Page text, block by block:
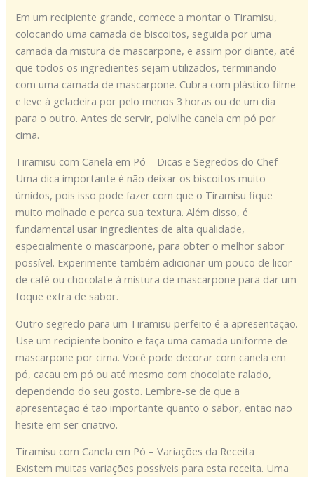
Em um recipiente grande, comece a montar o Tiramisu,
colocando uma camada de biscoitos, seguida por uma
camada da mistura de mascarpone, e assim por diante, até
que todos os ingredientes sejam utilizados, terminando
com uma camada de mascarpone. Cubra com plástico filme
e leve à geladeira por pelo menos 3 horas ou de um dia
para o outro. Antes de servir, polvilhe canela em pó por
cima.
Tiramisu com Canela em Pó – Dicas e Segredos do Chef
Uma dica importante é não deixar os biscoitos muito
úmidos, pois isso pode fazer com que o Tiramisu fique
muito molhado e perca sua textura. Além disso, é
fundamental usar ingredientes de alta qualidade,
especialmente o mascarpone, para obter o melhor sabor
possível. Experimente também adicionar um pouco de licor
de café ou chocolate à mistura de mascarpone para dar um
toque extra de sabor.
Outro segredo para um Tiramisu perfeito é a apresentação.
Use um recipiente bonito e faça uma camada uniforme de
mascarpone por cima. Você pode decorar com canela em
pó, cacau em pó ou até mesmo com chocolate ralado,
dependendo do seu gosto. Lembre-se de que a
apresentação é tão importante quanto o sabor, então não
hesite em ser criativo.
Tiramisu com Canela em Pó – Variações da Receita
Existem muitas variações possíveis para esta receita. Uma